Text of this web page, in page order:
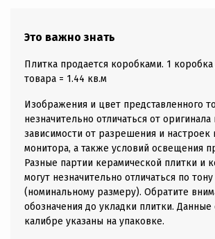
Это важно знать
Плитка продается коробками. 1 коробка
товара = 1.44 кв.м
Изображения и цвет представленного
незначительно отличаться от
зависимости от разрешения и настроек
монитора, а также условий освещения
Разные партии керамической плитки и
могут незначительно отличаться по
(номинальному размеру). Обратите
обозначения до укладки плитки. Данные
калибре указаны на упаковке.